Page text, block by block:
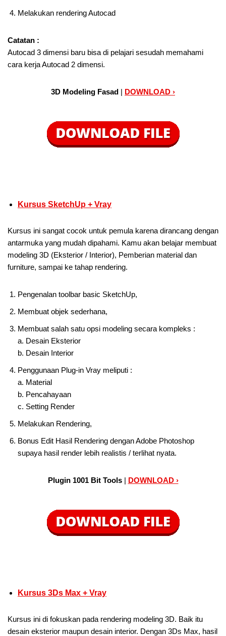
Melakukan rendering Autocad
Catatan :
Autocad 3 dimensi baru bisa di pelajari sesudah memahami
cara kerja Autocad 2 dimensi.
3D Modeling Fasad | DOWNLOAD ›
Kursus SketchUp + Vray
Kursus ini sangat cocok untuk pemula karena dirancang dengan
antarmuka yang mudah dipahami. Kamu akan belajar membuat
modeling 3D (Eksterior / Interior), Pemberian material dan
furniture, sampai ke tahap rendering.
Pengenalan toolbar basic SketchUp,
Membuat objek sederhana,
Membuat salah satu opsi modeling secara kompleks :
a. Desain Eksterior
b. Desain Interior
Penggunaan Plug-in Vray meliputi :
a. Material
b. Pencahayaan
c. Setting Render
Melakukan Rendering,
Bonus Edit Hasil Rendering dengan Adobe Photoshop
supaya hasil render lebih realistis / terlihat nyata.
Plugin 1001 Bit Tools | DOWNLOAD ›
Kursus 3Ds Max + Vray
Kursus ini di fokuskan pada rendering modeling 3D. Baik itu
desain eksterior maupun desain interior. Dengan 3Ds Max, hasil